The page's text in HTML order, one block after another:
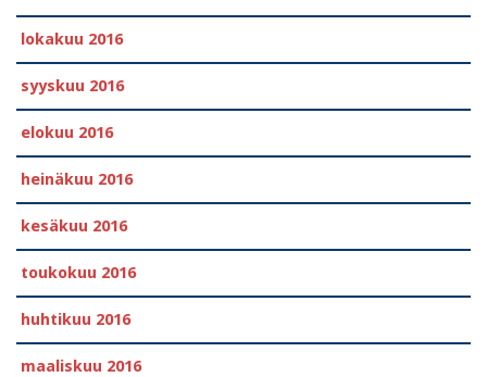
lokakuu 2016
syyskuu 2016
elokuu 2016
heinäkuu 2016
kesäkuu 2016
toukokuu 2016
huhtikuu 2016
maaliskuu 2016